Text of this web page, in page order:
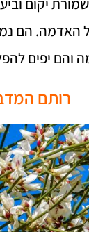
האדמה. הם
והם יפים
רותם